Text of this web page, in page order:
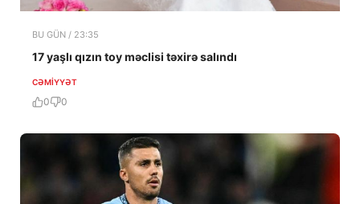
BU GÜN / 23:35
17 yaşlı qızın toy məclisi təxirə salındı
CƏMIYYƏT
0 0